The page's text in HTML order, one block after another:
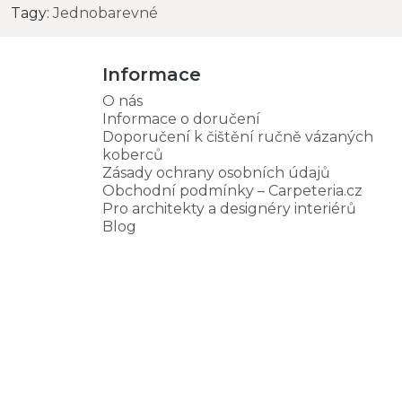
Tagy:Jednobarevné
Informace
O nás
Informace o doručení
Doporučení k čištění ručně vázaných
koberců
Zásady ochrany osobních údajů
Obchodní podmínky – Carpeteria.cz
Pro architekty a designéry interiérů
Blog